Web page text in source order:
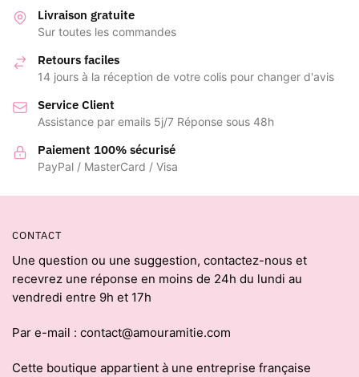
Livraison gratuite
Sur toutes les commandes
Retours faciles
14 jours à la réception de votre colis pour changer d'avis
Service Client
Assistance par emails 5j/7 Réponse sous 48h
Paiement 100% sécurisé
PayPal / MasterCard / Visa
CONTACT
Une question ou une suggestion, contactez-nous et
recevrez une réponse en moins de 24h du lundi au
vendredi entre 9h et 17h
Par e-mail : contact@amouramitie.com
Cette boutique appartient à une entreprise française